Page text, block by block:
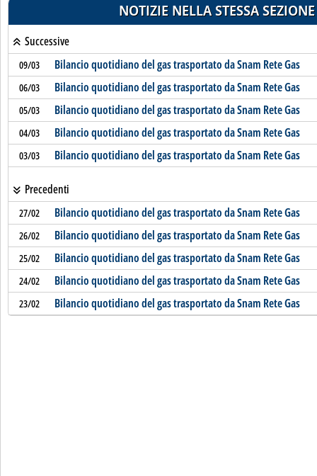
NOTIZIE NELLA STESSA SEZIONE
Successive
09/03 Bilancio quotidiano del gas trasportato da Snam Rete Gas
06/03 Bilancio quotidiano del gas trasportato da Snam Rete Gas
05/03 Bilancio quotidiano del gas trasportato da Snam Rete Gas
04/03 Bilancio quotidiano del gas trasportato da Snam Rete Gas
03/03 Bilancio quotidiano del gas trasportato da Snam Rete Gas
Precedenti
27/02 Bilancio quotidiano del gas trasportato da Snam Rete Gas
26/02 Bilancio quotidiano del gas trasportato da Snam Rete Gas
25/02 Bilancio quotidiano del gas trasportato da Snam Rete Gas
24/02 Bilancio quotidiano del gas trasportato da Snam Rete Gas
23/02 Bilancio quotidiano del gas trasportato da Snam Rete Gas